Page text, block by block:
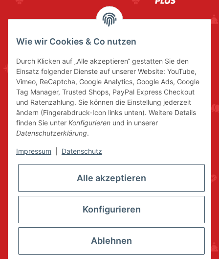
* Alle Preise inkl. gesetzlicher USt., zzgl.
© www.volkskunstshop-erzgebirge.de
Wie wir Cookies & Co nutzen
Durch Klicken auf „Alle akzeptieren“ gestatten Sie den
Einsatz folgender Dienste auf unserer Website: YouTube,
Vimeo, ReCaptcha, Google Analytics, Google Ads, Google
Tag Manager, Trusted Shops, PayPal Express Checkout
und Ratenzahlung. Sie können die Einstellung jederzeit
ändern (Fingerabdruck-Icon links unten). Weitere Details
finden Sie unter Konfigurieren und in unserer
Datenschutzerklärung.
Impressum Datenschutz
Alle akzeptieren
Konfigurieren
Ablehnen